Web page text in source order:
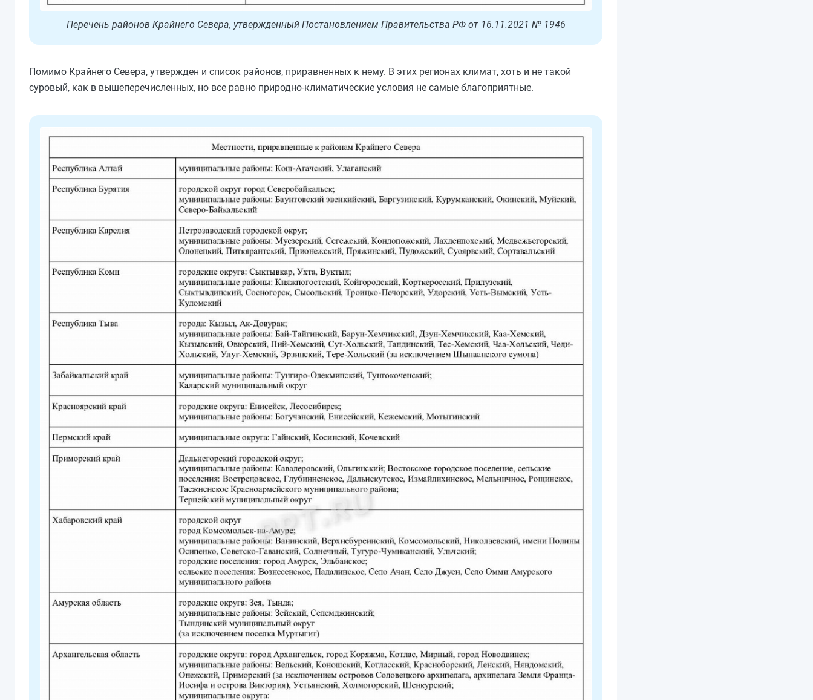
Перечень районов Крайнего Севера, утвержденный Постановлением Правительства РФ от 16.11.2021 № 1946
Помимо Крайнего Севера, утвержден и список районов, приравненных к нему. В этих регионах климат, хоть и не такой
суровый, как в вышеперечисленных, но все равно природно-климатические условия не самые благоприятные.